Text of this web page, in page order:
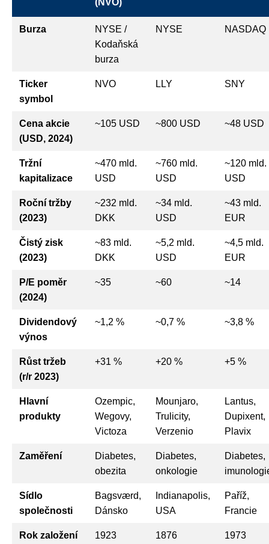
(NVO)
Burza
NYSE /
Kodaňská
burza
NYSE NASDAQ
Ticker
symbol
NVO LLY SNY
Cena akcie
(USD, 2024)
~105 USD ~800 USD ~48 USD
Tržní
kapitalizace
~470 mld.
USD
~760 mld.
USD
~120 mld.
USD
Roční tržby
(2023)
~232 mld.
DKK
~34 mld.
USD
~43 mld.
EUR
Čistý zisk
(2023)
~83 mld.
DKK
~5,2 mld.
USD
~4,5 mld.
EUR
P/E poměr
(2024)
~35 ~60 ~14
Dividendový
výnos
~1,2 % ~0,7 % ~3,8 %
Růst tržeb
(r/r 2023)
+31 % +20 % +5 %
Hlavní
produkty
Ozempic,
Wegovy,
Victoza
Mounjaro,
Trulicity,
Verzenio
Lantus,
Dupixent,
Plavix
Zaměření
Diabetes,
obezita
Diabetes,
onkologie
Diabetes,
Sídlo
společnosti
Bagsværd,
Dánsko
Indianapolis,
USA
Paříž,
Francie
Rok založení 1923 1876 1973